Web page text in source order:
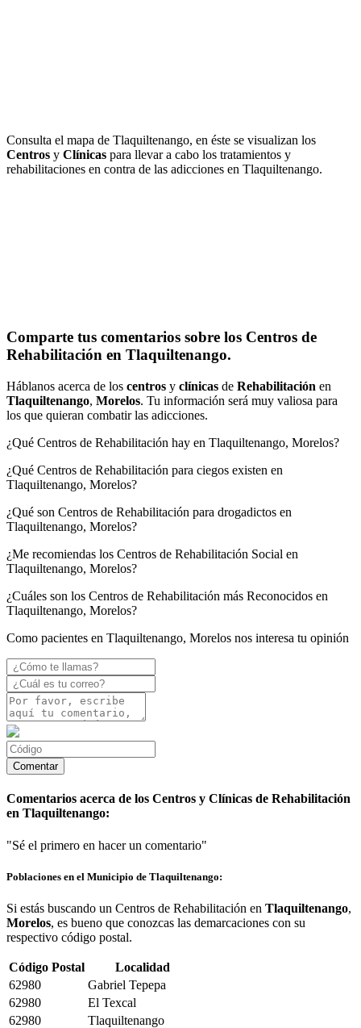
Consulta el mapa de Tlaquiltenango, en éste se visualizan los
Centros y Clínicas para llevar a cabo los tratamientos y
rehabilitaciones en contra de las adicciones en Tlaquiltenango.
Comparte tus comentarios sobre los Centros de
Rehabilitación en Tlaquiltenango.
Háblanos acerca de los centros y clínicas de Rehabilitación en
Tlaquiltenango, Morelos. Tu información será muy valiosa para
los que quieran combatir las adicciones.
¿Qué Centros de Rehabilitación hay en Tlaquiltenango, Morelos?
¿Qué Centros de Rehabilitación para ciegos existen en
Tlaquiltenango, Morelos?
¿Qué son Centros de Rehabilitación para drogadictos en
Tlaquiltenango, Morelos?
¿Me recomiendas los Centros de Rehabilitación Social en
Tlaquiltenango, Morelos?
¿Cuáles son los Centros de Rehabilitación más Reconocidos en
Tlaquiltenango, Morelos?
Como pacientes en Tlaquiltenango, Morelos nos interesa tu opinión
Comentarios acerca de los Centros y Clínicas de Rehabilitación
en Tlaquiltenango:
"Sé el primero en hacer un comentario"
Poblaciones en el Municipio de Tlaquiltenango:
Si estás buscando un Centros de Rehabilitación en Tlaquiltenango,
Morelos, es bueno que conozcas las demarcaciones con su
respectivo código postal.
Código Postal
Localidad
62980
Gabriel Tepepa
62980
El Texcal
62980
Tlaquiltenango